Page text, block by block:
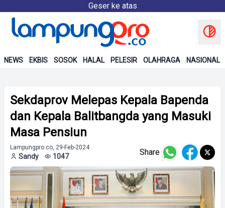
Geser ke atas
NEWS EKBIS SOSOK HALAL PELESIR OLAHRAGA NASIONAL
Sekdaprov Melepas Kepala Bapenda
dan Kepala Balitbangda yang Masuki
Masa Pensiun
Lampungpro.co, 29-Feb-2024
Sandy 1047 Share